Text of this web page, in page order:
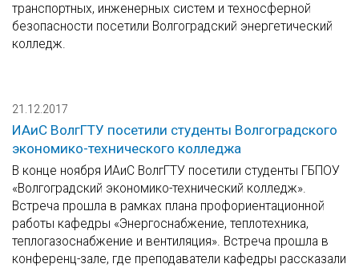
транспортных, инженерных систем и техносферной
безопасности посетили Волгоградский энергетический
колледж.
21.12.2017
ИАиС ВолгГТУ посетили студенты Волгоградского
экономико-технического колледжа
В конце ноября ИАиС ВолгГТУ посетили студенты ГБПОУ
«Волгоградский экономико-технический колледж».
Встреча прошла в рамках плана профориентационной
работы кафедры «Энергоснабжение, теплотехника,
теплогазоснабжение и вентиляция». Встреча прошла в
конференц-зале, где преподаватели кафедры рассказали